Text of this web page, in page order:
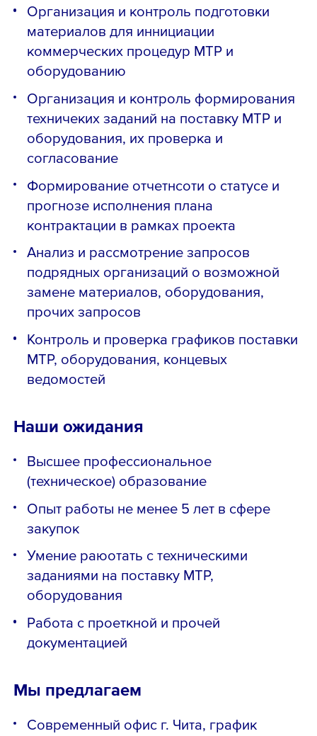
Организация и контроль подготовки
материалов для иннициации
коммерческих процедур МТР и
оборудованию
Организация и контроль формирования
техничеких заданий на поставку МТР и
оборудования, их проверка и
согласование
Формирование отчетнсоти о статусе и
прогнозе исполнения плана
контрактации в рамках проекта
Анализ и рассмотрение запросов
подрядных организаций о возможной
замене материалов, оборудования,
прочих запросов
Контроль и проверка графиков поставки
МТР, оборудования, концевых
ведомостей
Наши ожидания
Высшее профессиональное
(техническое) образование
Опыт работы не менее 5 лет в сфере
закупок
Умение раюотать с техническими
заданиями на поставку МТР,
оборудования
Работа с проеткной и прочей
документацией
Мы предлагаем
Современный офис г. Чита, график